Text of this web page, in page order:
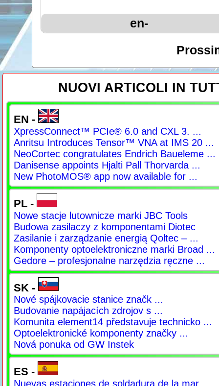
en-
NUOVI ARTICOLI IN
EN -
XpressConnect™ PCIe® 6.0 and CXL 3. ...
Anritsu Introduces Tensor™ VNA at IMS 20 ...
NeoCortec congratulates Endrich Baueleme ...
Danisense appoints Hjalti Pall Thorvarda ...
New PhotoMOS® app now available for ...
PL -
Nowe stacje lutownicze marki JBC Tools
Budowa zasilaczy z komponentami Diotec
Zasilanie i zarządzanie energią Qoltec – ...
Komponenty optoelektroniczne marki Broad ...
Gedore – profesjonalne narzędzia ręczne ...
SK -
Nové spájkovacie stanice značk ...
Budovanie napájacích zdrojov s ...
Komunita element14 představuje technicko ...
Optoelektronické komponenty značky ...
Nová ponuka od GW Instek
ES -
Nuevas estaciones de soldadura de la mar ...